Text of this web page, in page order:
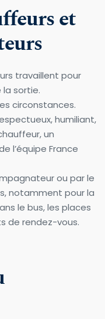
et
travaillent pour
sortie.
circonstances.
humiliant,
un
l’équipe France
ou par le
notamment pour la
le bus, les places
de rendez-vous.